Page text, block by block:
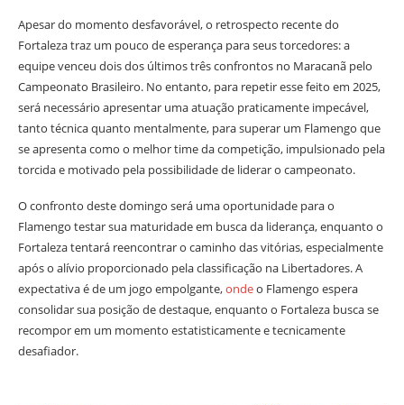
Apesar do momento desfavorável, o retrospecto recente do
Fortaleza traz um pouco de esperança para seus torcedores: a
equipe venceu dois dos últimos três confrontos no Maracanã pelo
Campeonato Brasileiro. No entanto, para repetir esse feito em 2025,
será necessário apresentar uma atuação praticamente impecável,
tanto técnica quanto mentalmente, para superar um Flamengo que
se apresenta como o melhor time da competição, impulsionado pela
torcida e motivado pela possibilidade de liderar o campeonato.
O confronto deste domingo será uma oportunidade para o
Flamengo testar sua maturidade em busca da liderança, enquanto o
Fortaleza tentará reencontrar o caminho das vitórias, especialmente
após o alívio proporcionado pela classificação na Libertadores. A
expectativa é de um jogo empolgante,ondeo Flamengo espera
consolidar sua posição de destaque, enquanto o Fortaleza busca se
recompor em um momento estatisticamente e tecnicamente
desafiador.